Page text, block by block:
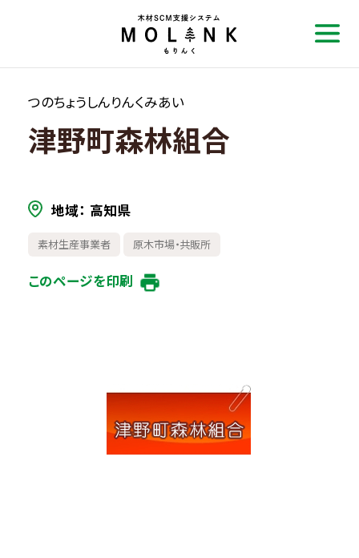
つのちょうしんりんくみあい
津野町森林組合
地域 高知県
素材生産事業者 原木市場・共販所
このページを印刷